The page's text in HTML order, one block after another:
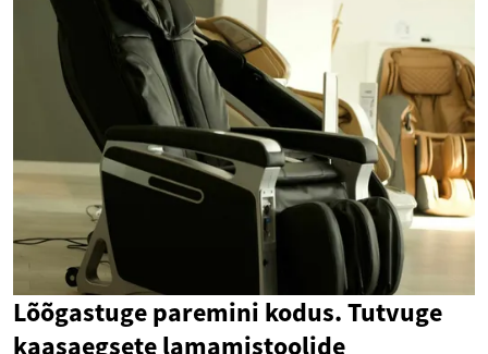
Lõõgastuge paremini kodus. Tutvuge
kaasaegsete lamamistoolide